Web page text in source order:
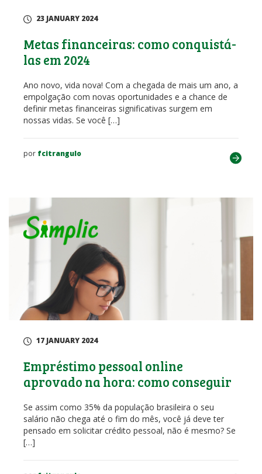
23 JANUARY 2024
Metas financeiras: como conquistá-
las em 2024
Ano novo, vida nova! Com a chegada de mais um ano, a
empolgação com novas oportunidades e a chance de
definir metas financeiras significativas surgem em
nossas vidas. Se você […]
por fcitrangulo
17 JANUARY 2024
Empréstimo pessoal online
aprovado na hora: como conseguir
Se assim como 35% da população brasileira o seu
salário não chega até o fim do mês, você já deve ter
pensado em solicitar crédito pessoal, não é mesmo? Se
[…]